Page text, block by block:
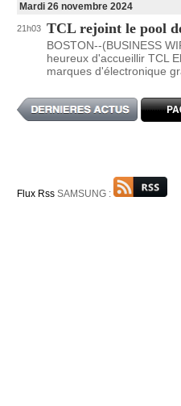
Mardi 26 novembre 2024
21h03 TCL rejoint le pool
BOSTON--(BUSINESS
heureux d'accueillir TCL
marques d'électronique
Flux Rss SAMSUNG :